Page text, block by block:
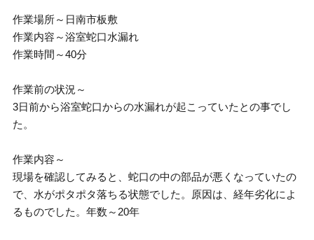
作業場所～日南市板敷
作業内容～浴室蛇口水漏れ
作業時間～40分
作業前の状況～
3日前から浴室蛇口からの水漏れが起こっていたとの事でし
た。
作業内容～
現場を確認してみると、蛇口の中の部品が悪くなっていたの
で、水がポタポタ落ちる状態でした。原因は、経年劣化によ
るものでした。年数～20年